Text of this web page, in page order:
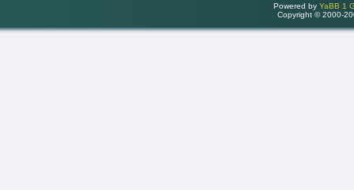
Powered by YaBB 1
Copyright © 2000-